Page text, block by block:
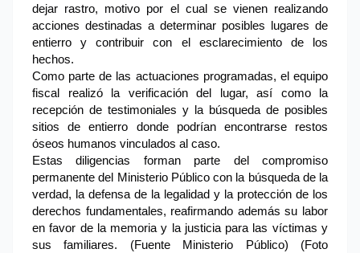
dejar rastro, motivo por el cual se vienen realizando
acciones destinadas a determinar posibles lugares de
entierro y contribuir con el esclarecimiento de los
hechos.
Como parte de las actuaciones programadas, el equipo
fiscal realizó la verificación del lugar, así como la
recepción de testimoniales y la búsqueda de posibles
sitios de entierro donde podrían encontrarse restos
óseos humanos vinculados al caso.
Estas diligencias forman parte del compromiso
permanente del Ministerio Público con la búsqueda de la
verdad, la defensa de la legalidad y la protección de los
derechos fundamentales, reafirmando además su labor
en favor de la memoria y la justicia para las víctimas y
sus familiares. (Fuente Ministerio Público) (Foto